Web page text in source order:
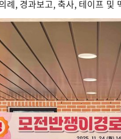
례, 경과보고, 축사, 테이프 및